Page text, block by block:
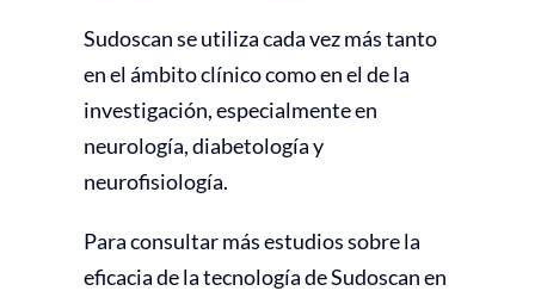
Sudoscan se utiliza cada vez más tanto
en el ámbito clínico como en el de la
investigación, especialmente en
neurología, diabetología y
neurofisiología.
Para consultar más estudios sobre la
eficacia de la tecnología de Sudoscan en